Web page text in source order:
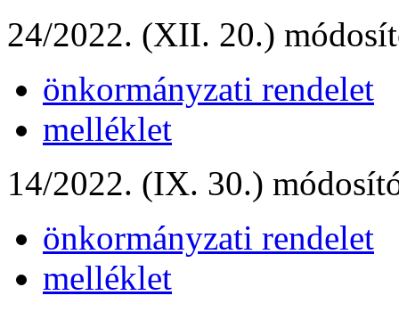
24/2022. (XII. 20.)
önkormányzati rendelet
melléklet
14/2022. (IX. 30.)
önkormányzati rendelet
melléklet